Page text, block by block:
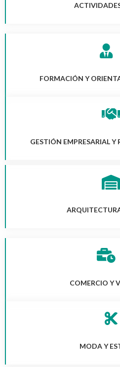
FORMACIÓN Y
GESTIÓN EMPRESARIAL Y
COMERCIO Y
MODA Y